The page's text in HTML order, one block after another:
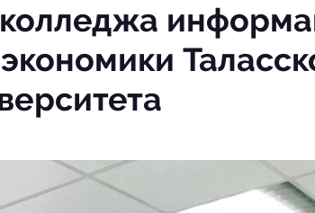
колледжа